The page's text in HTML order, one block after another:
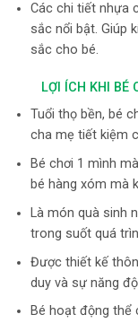
Các chi tiết nhựa
sắc nổi bật. Giúp
sắc cho bé.
LỢI ÍCH KHI BÉ
Tuổi thọ bền, bé
cha mẹ tiết kiệm
Bé chơi 1 mình
bé hàng xóm mà
Là món quà sinh
trong suốt quá
Được thiết kế
duy và sự năng
Bé hoạt động thể